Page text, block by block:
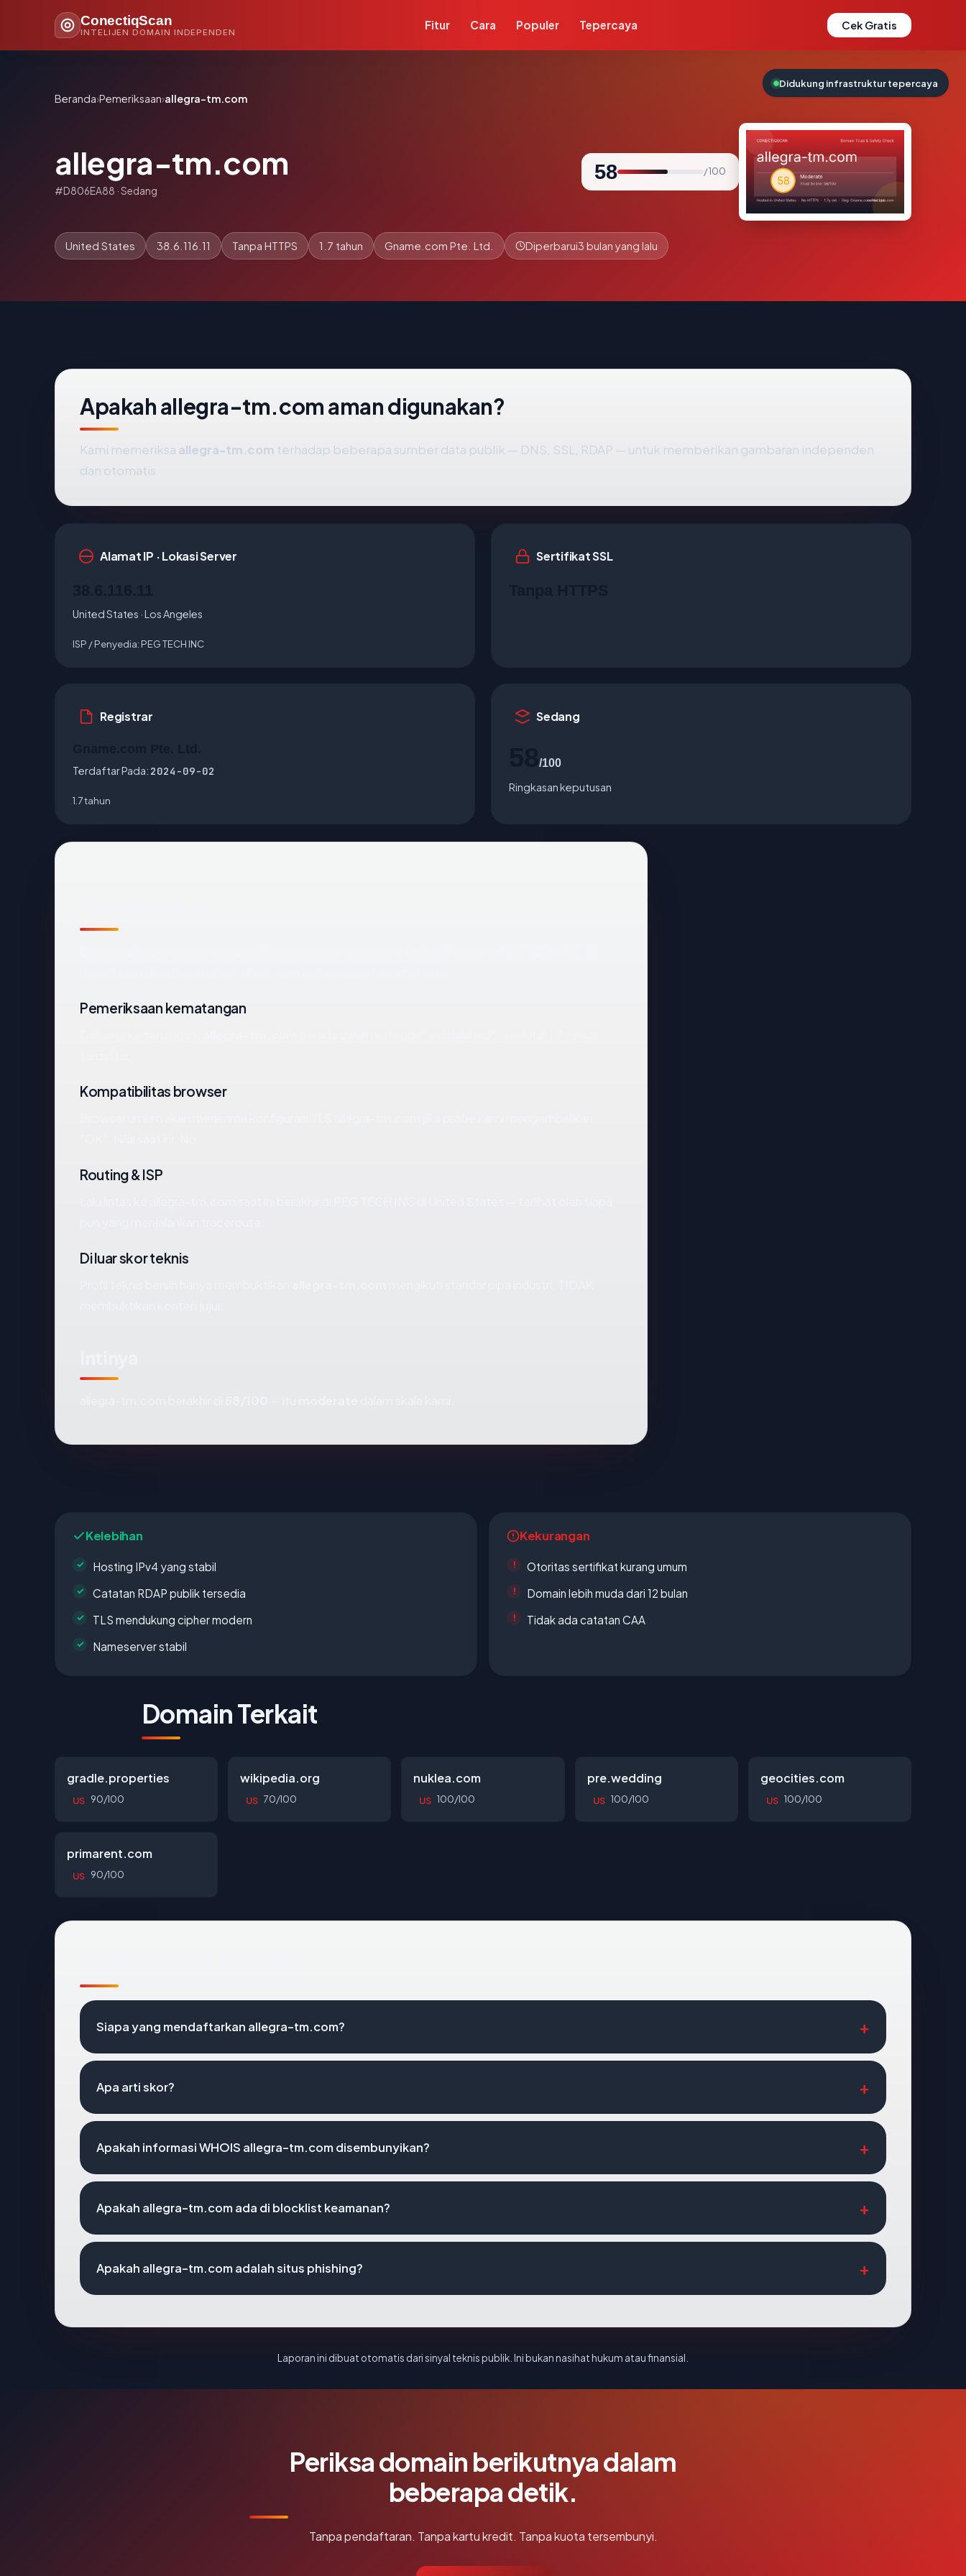
ConectiqScan
INTELIJEN DOMAIN INDEPENDEN
Fitur Cara Populer Tepercaya Cek Gratis
Beranda›Pemeriksaan›allegra-tm.com
allegra-tm.com
#D806EA88 · Sedang
58 / 100
United States 38.6.116.11 Tanpa HTTPS 1.7 tahun Gname.com Pte. Ltd. Diperbarui3 bulan yang lalu
Apakah allegra-tm.com aman digunakan?
Kami memeriksa allegra-tm.com terhadap beberapa sumber data publik — DNS, SSL, RDAP — untuk memberikan gambaran independen
dan otomatis.
Alamat IP · Lokasi Server
United States · Los Angeles
ISP / Penyedia: PEG TECH INC
Sertifikat SSL
Registrar
Terdaftar Pada: 2024-09-02
1.7 tahun
Sedang
/100
Ringkasan keputusan
Pemeriksaan kematangan
Kompatibilitas browser
Routing & ISP
Di luar skor teknis
Kelebihan
Hosting IPv4 yang stabil
Catatan RDAP publik tersedia
TLS mendukung cipher modern
Nameserver stabil
Kekurangan
Otoritas sertifikat kurang umum
Domain lebih muda dari 12 bulan
Tidak ada catatan CAA
Domain Terkait
gradle.properties
US 90/100
wikipedia.org
US 70/100
nuklea.com
US 100/100
pre.wedding
US 100/100
geocities.com
US 100/100
primarent.com
US 90/100
Siapa yang mendaftarkan allegra-tm.com?
Apa arti skor?
Apakah informasi WHOIS allegra-tm.com disembunyikan?
Apakah allegra-tm.com ada di blocklist keamanan?
Apakah allegra-tm.com adalah situs phishing?
Laporan ini dibuat otomatis dari sinyal teknis publik. Ini bukan nasihat hukum atau finansial.
Periksa domain berikutnya dalam
beberapa detik.
Tanpa pendaftaran. Tanpa kartu kredit. Tanpa kuota tersembunyi.
Didukung infrastruktur tepercaya